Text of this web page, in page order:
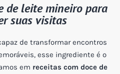
de leite mineiro para
suas visitas
de transformar encontros
esse ingrediente é o
em receitas com doce de